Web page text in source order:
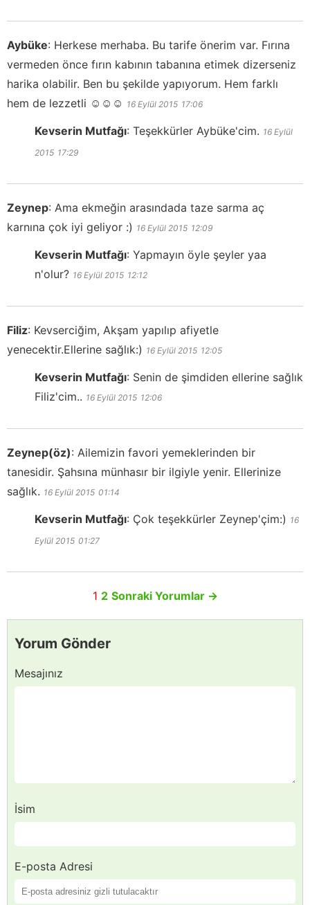
Aybüke: Herkese merhaba. Bu tarife önerim var. Fırına
vermeden önce fırın kabının tabanına etimek dizerseniz
harika olabilir. Ben bu şekilde yapıyorum. Hem farklı
hem de lezzetli ☺️☺️☺️ 16 Eylül 2015 17:06
Kevserin Mutfağı: Teşekkürler Aybüke'cim. 16 Eylül
2015 17:29
Zeynep: Ama ekmeğin arasındada taze sarma aç
karnına çok iyi geliyor :) 16 Eylül 2015 12:09
Kevserin Mutfağı: Yapmayın öyle şeyler yaa
n'olur? 16 Eylül 2015 12:12
Filiz: Kevserciğim, Akşam yapılıp afiyetle
yenecektir.Ellerine sağlık:) 16 Eylül 2015 12:05
Kevserin Mutfağı: Senin de şimdiden ellerine sağlık
Filiz'cim.. 16 Eylül 2015 12:06
Zeynep(öz): Ailemizin favori yemeklerinden bir
tanesidir. Şahsına münhasır bir ilgiyle yenir. Ellerinize
sağlık. 16 Eylül 2015 01:14
Kevserin Mutfağı: Çok teşekkürler Zeynep'çim:) 16
Eylül 2015 01:27
1 2 Sonraki Yorumlar →
Yorum Gönder
Mesajınız
İsim
E-posta Adresi